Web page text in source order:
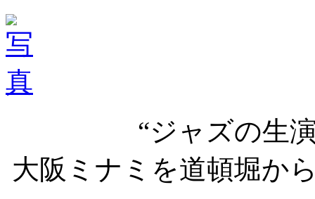
“ジャズの生
大阪ミナミを道頓堀か